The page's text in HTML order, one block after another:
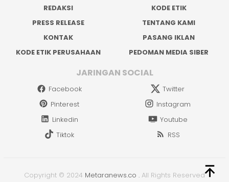
REDAKSI
KODE ETIK
PRESS RELEASE
TENTANG KAMI
KONTAK
PASANG IKLAN
KODE ETIK PERUSAHAAN
PEDOMAN MEDIA SIBER
JARINGAN SOCIAL
Facebook
Twitter
Pinterest
Instagram
Linkedin
Youtube
Tiktok
RSS
Copyright © 2024 Metaranews.co . All Rights Reserved